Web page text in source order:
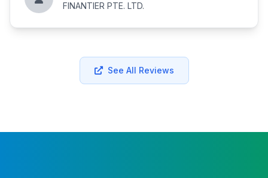
FINANTIER PTE. LTD.
See All Reviews